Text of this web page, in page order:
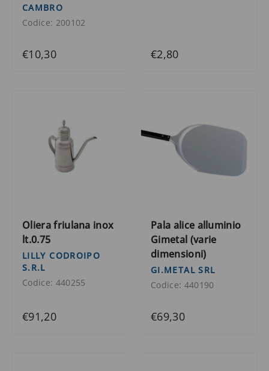
CAMBRO
Codice: 200102
€10,30 €2,80
Oliera friulana inox
lt.0.75
LILLY CODROIPO
S.R.L
Codice: 440255
€91,20
Pala alice alluminio
Gimetal (varie
dimensioni)
GI.METAL SRL
Codice: 440190
€69,30